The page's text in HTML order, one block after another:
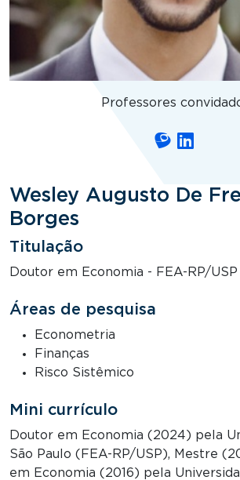
Professores
Wesley Augusto De
Borges
Titulação
Doutor em Economia - FEA-RP/USP
Áreas de pesquisa
Econometria
Finanças
Risco Sistêmico
Mini currículo
Doutor em Economia (2024) pela
São Paulo (FEA-RP/USP), Mestre
em Economia (2016) pela